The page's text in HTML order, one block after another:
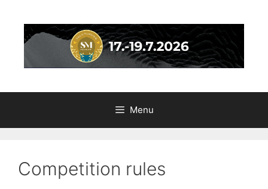
content
Menu
Competition rules